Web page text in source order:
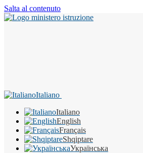
Salta al contenuto
Italiano
Italiano
English
Français
Shqiptare
Українська